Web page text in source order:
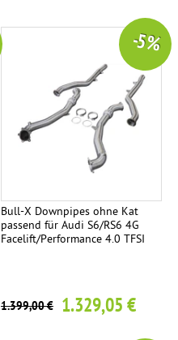
Bull-X Downpipes ohne Kat
passend für Audi S6/RS6 4G
Facelift/Performance 4.0 TFSI
1.399,00 € 1.329,05 €
-5 %